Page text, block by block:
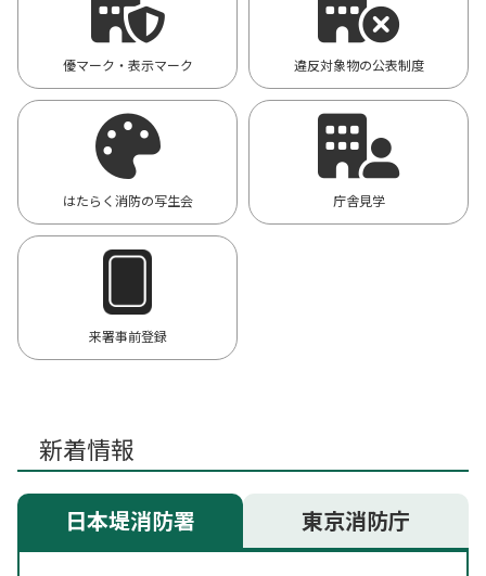
優マーク・表示マーク 違反対象物の公表制度
はたらく消防の写生会 庁舎見学
来署事前登録
新着情報
日本堤消防署 東京消防庁